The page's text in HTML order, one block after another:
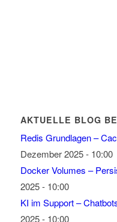
AKTUELLE BLOG
Redis Grundlagen –
Dezember 2025 - 10:00
Docker Volumes –
2025 - 10:00
KI im Support –
2025 - 10:00